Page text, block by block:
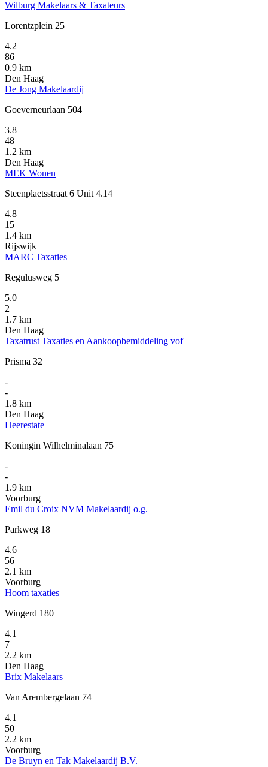
Wilburg Makelaars & Taxateurs
Lorentzplein 25
4.2
86
0.9 km
Den Haag
De Jong Makelaardij
Goeverneurlaan 504
3.8
48
1.2 km
Den Haag
MEK Wonen
Steenplaetsstraat 6 Unit 4.14
4.8
15
1.4 km
Rijswijk
MARC Taxaties
Regulusweg 5
5.0
2
1.7 km
Den Haag
Taxatrust Taxaties en Aankoopbemiddeling vof
Prisma 32
-
-
1.8 km
Den Haag
Heerestate
Koningin Wilhelminalaan 75
-
-
1.9 km
Voorburg
Emil du Croix NVM Makelaardij o.g.
Parkweg 18
4.6
56
2.1 km
Voorburg
Hoom taxaties
Wingerd 180
4.1
7
2.2 km
Den Haag
Brix Makelaars
Van Arembergelaan 74
4.1
50
2.2 km
Voorburg
De Bruyn en Tak Makelaardij B.V.